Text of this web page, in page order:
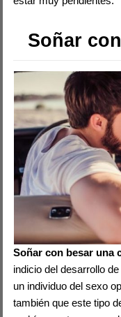
Soñar
Soñar con besar una
indicio del desarrollo
un individuo del sexo
también que este tipo